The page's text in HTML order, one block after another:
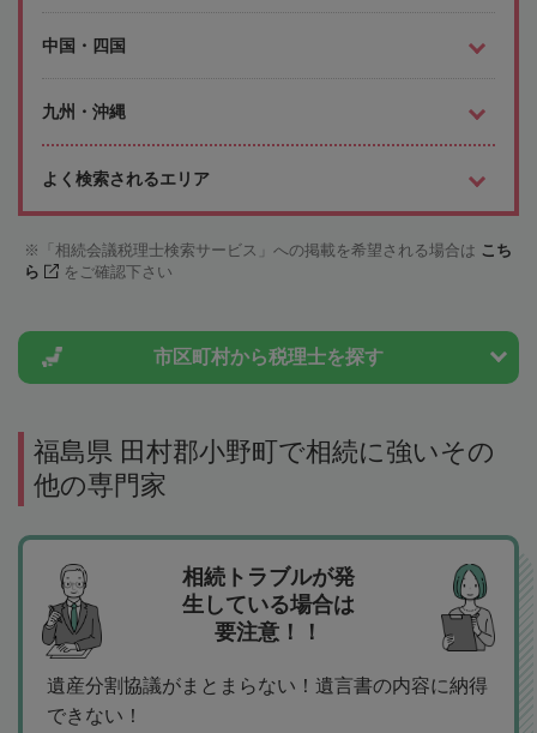
中国・四国
九州・沖縄
よく検索されるエリア
「相続会議税理士検索サービス」への掲載を希望される場合は こち
ら
をご確認下さい
市区町村から税理士を探す
福島県 田村郡小野町で相続に強いその
他の専門家
相続トラブルが発
生している場合は
要注意！！
遺産分割協議がまとまらない！遺言書の内容に納得
できない！